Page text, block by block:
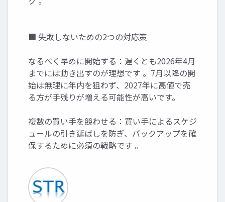
■ 失敗しないための2つの対応策
なるべく早めに開始する：遅くとも2026年4月
までには動き出すのが理想です 。7月以降の開
始は無理に年内を狙わず、2027年に高値で売
る方が手残りが増える可能性が高いです。
複数の買い手を競わせる：買い手によるスケジ
ュールの引き延ばしを防ぎ、バックアップを確
保するために必須の戦略です 。